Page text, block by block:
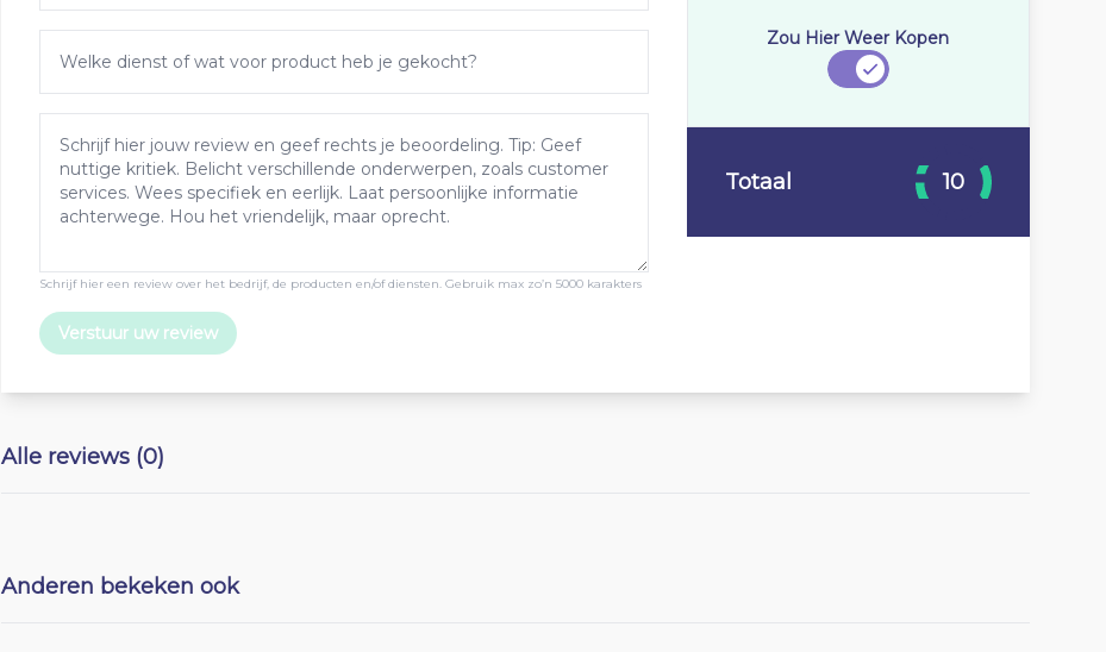
Schrijf hier een review over het bedrijf, de producten en/of diensten. Gebruik max zo’n 5000 karakters
Verstuur uw review
Zou Hier Weer Kopen
Totaal 10
Alle reviews (0)
Anderen bekeken ook